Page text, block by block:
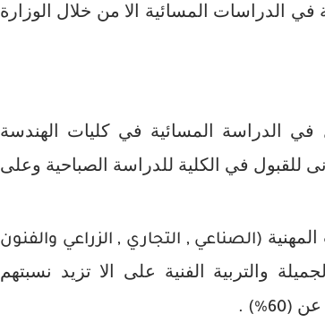
الدراسات المسائية الا من خلال الوزارة
في الدراسة المسائية في كليات الهندسة
للقبول في الكلية للدراسة الصباحية وعلى
(الصناعي , التجاري , الزراعي والفنون
والتربية الفنية على الا تزيد نسبتهم
عن (60%) .